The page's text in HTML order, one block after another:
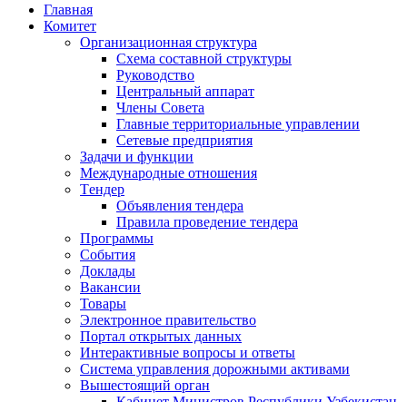
Главная
Комитет
Организационная структура
Схема составной структуры
Руководство
Центральный аппарат
Члены Совета
Главные территориальные управлении
Сетевые предприятия
Задачи и функции
Международные отношения
Tендер
Объявления тендера
Правила проведение тендера
Программы
Cобытия
Доклады
Вакансии
Товары
Электронное правительство
Портал открытых данных
Интерактивные вопросы и ответы
Система управления дорожными активами
Вышестоящий орган